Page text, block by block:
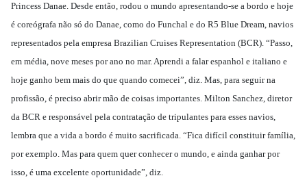
Princess Danae. Desde então, rodou o mundo apresentando-se a bordo e hoje
é coreógrafa não só do Danae, como do Funchal e do R5 Blue Dream, navios
representados pela empresa Brazilian Cruises Representation (BCR). “Passo,
em média, nove meses por ano no mar. Aprendi a falar espanhol e italiano e
hoje ganho bem mais do que quando comecei”, diz. Mas, para seguir na
profissão, é preciso abrir mão de coisas importantes. Milton Sanchez, diretor
da BCR e responsável pela contratação de tripulantes para esses navios,
lembra que a vida a bordo é muito sacrificada. “Fica difícil constituir família,
por exemplo. Mas para quem quer conhecer o mundo, e ainda ganhar por
isso, é uma excelente oportunidade”, diz.